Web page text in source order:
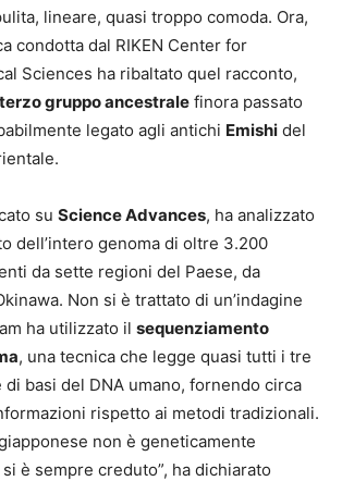
lineare, quasi troppo comoda. Ora,
condotta dal RIKEN Center for
Sciences ha ribaltato quel racconto,
terzo gruppo ancestrale finora passato
legato agli antichi Emishi del
su Science Advances, ha analizzato
dell’intero genoma di oltre 3.200
da sette regioni del Paese, da
Non si è trattato di un’indagine
ha utilizzato il sequenziamento
, una tecnica che legge quasi tutti i tre
basi del DNA umano, fornendo circa
rispetto ai metodi tradizionali.
non è geneticamente
è sempre creduto”, ha dichiarato